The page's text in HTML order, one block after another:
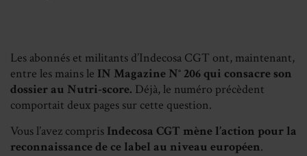
Les abonnés et militants d’Indecosa CGT ont, maintenant,
entre les mains le IN Magazine N° 206 qui consacre son
dossier au Nutri-score. Déjà, le numéro précèdent
comportait deux pages sur cette question.
Vous l’avez compris Indecosa CGT mène l’action pour la
reconnaissance de ce label au niveau européen.